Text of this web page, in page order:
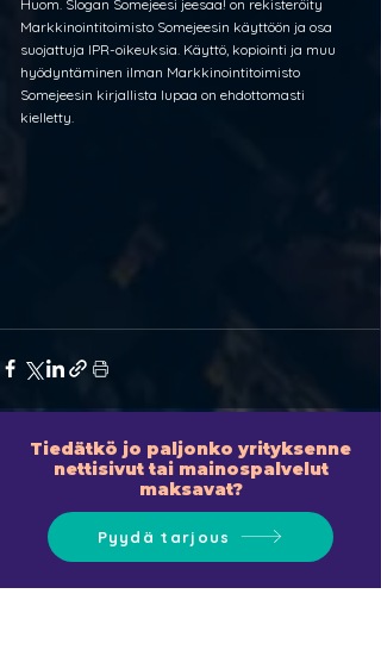
Huom. Slogan Somejeesi jeesaa! on rekisteröity
Markkinointitoimisto Somejeesin käyttöön ja osa
suojattuja IPR-oikeuksia. Käyttö, kopiointi ja muu
hyödyntäminen ilman Markkinointitoimisto
Somejeesin kirjallista lupaa on ehdottomasti
kielletty.
Tiedätkö jo paljonko yrityksenne
nettisivut tai mainospalvelut
maksavat?
Pyydä tarjous